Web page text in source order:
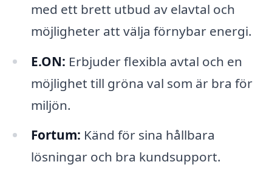
med ett brett utbud av elavtal och
möjligheter att välja förnybar energi.
E.ON: Erbjuder flexibla avtal och en
möjlighet till gröna val som är bra för
miljön.
Fortum: Känd för sina hållbara
lösningar och bra kundsupport.